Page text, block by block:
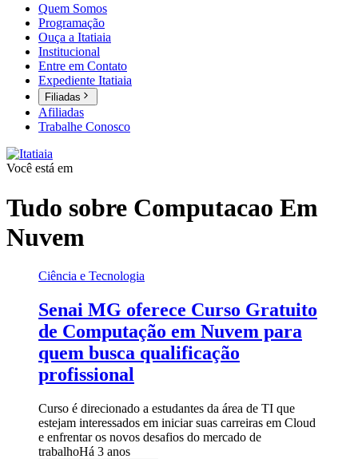
Quem Somos
Programação
Ouça a Itatiaia
Institucional
Entre em Contato
Expediente Itatiaia
Filiadas
Afiliadas
Trabalhe Conosco
Você está em
Tudo sobre Computacao Em
Nuvem
Ciência e Tecnologia
Senai MG oferece Curso Gratuito
de Computação em Nuvem para
quem busca qualificação
profissional
Curso é direcionado a estudantes da área de TI que
estejam interessados em iniciar suas carreiras em Cloud
e enfrentar os novos desafios do mercado de
trabalhoHá 3 anos